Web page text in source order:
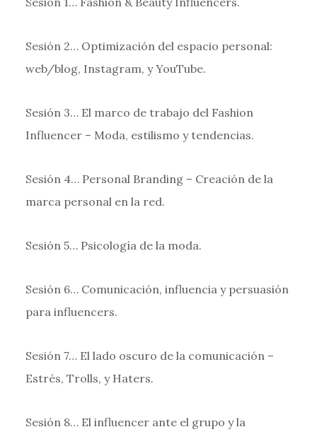
Sesión 2… Optimización del espacio personal:
web/blog, Instagram, y YouTube.
Sesión 3… El marco de trabajo del Fashion
Influencer – Moda, estilismo y tendencias.
Sesión 4… Personal Branding – Creación de la
marca personal en la red.
Sesión 5… Psicología de la moda.
Sesión 6… Comunicación, influencia y persuasión
para influencers.
Sesión 7… El lado oscuro de la comunicación –
Estrés, Trolls, y Haters.
Sesión 8… El influencer ante el grupo y la